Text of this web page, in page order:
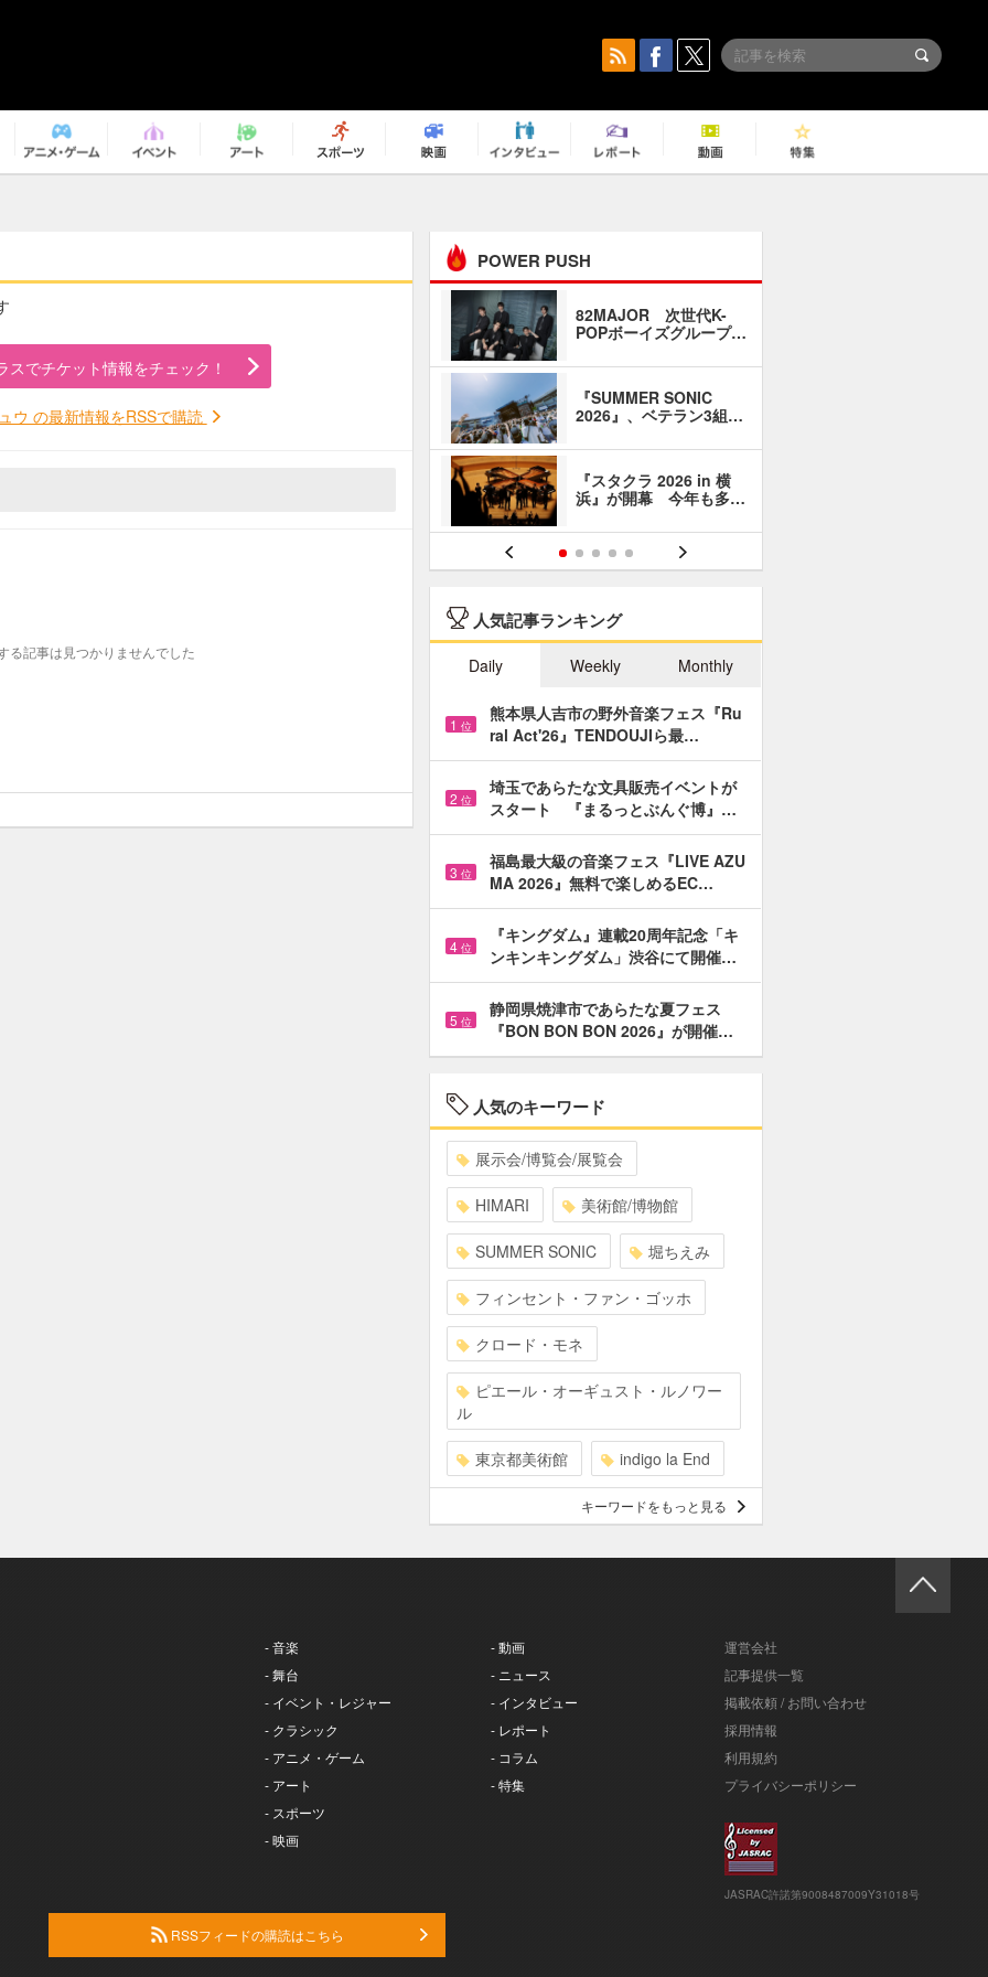
スでチケット情報をチェック！
ウ の最新情報をRSSで購読
る記事は見つかりませんでした
POWER PUSH
82MAJOR 次世代K-
POPボーイズグループ…
『SUMMER SONIC
2026』、ベテラン3組…
『スタクラ 2026 in 横
浜』が開幕 今年も多…
人気記事ランキング
Daily Weekly Monthly
1 位
熊本県人吉市の野外音楽フェス『Ru
ral Act'26』TENDOUJIら最…
2 位
埼玉であらたな文具販売イベントが
スタート 『まるっとぶんぐ博』…
3 位
福島最大級の音楽フェス『LIVE AZU
MA 2026』無料で楽しめるEC…
4 位
『キングダム』連載20周年記念「キ
ンキンキングダム」渋谷にて開催…
5 位
静岡県焼津市であらたな夏フェス
『BON BON BON 2026』が開催…
人気のキーワード
展示会/博覧会/展覧会
HIMARI 美術館/博物館
SUMMER SONIC 堀ちえみ
フィンセント・ファン・ゴッホ
クロード・モネ
ピエール・オーギュスト・ルノワー
ル
東京都美術館 indigo la End
キーワードをもっと見る
- 音楽
- 舞台
- イベント・レジャー
- クラシック
- アニメ・ゲーム
- アート
- スポーツ
- 映画
- 動画
- ニュース
- インタビュー
- レポート
- コラム
- 特集
運営会社
記事提供一覧
掲載依頼 / お問い合わせ
採用情報
利用規約
プライバシーポリシー
JASRAC許諾第9008487009Y31018号
RSSフィードの購読はこちら